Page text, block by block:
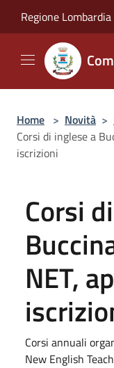
Regione Lombardia
Home > Novità >
Corsi di inglese a
iscrizioni
Corsi
NET,
Corsi annuali
New English